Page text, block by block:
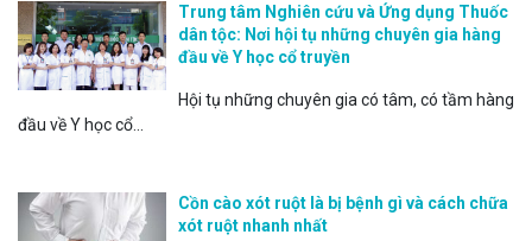
Trung tâm Nghiên cứu và Ứng dụng Thuốc
dân tộc: Nơi hội tụ những chuyên gia hàng
đầu về Y học cổ truyền
Hội tụ những chuyên gia có tâm, có tầm hàng
đầu về Y học cổ...
Cồn cào xót ruột là bị bệnh gì và cách chữa
xót ruột nhanh nhất